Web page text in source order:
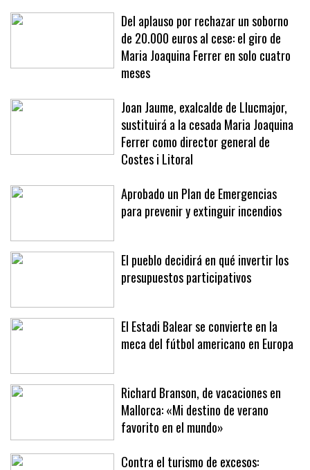
Del aplauso por rechazar un soborno
de 20.000 euros al cese: el giro de
Maria Joaquina Ferrer en solo cuatro
meses
Joan Jaume, exalcalde de Llucmajor,
sustituirá a la cesada Maria Joaquina
Ferrer como director general de
Costes i Litoral
Aprobado un Plan de Emergencias
para prevenir y extinguir incendios
El pueblo decidirá en qué invertir los
presupuestos participativos
El Estadi Balear se convierte en la
meca del fútbol americano en Europa
Richard Branson, de vacaciones en
Mallorca: «Mi destino de verano
favorito en el mundo»
Contra el turismo de excesos: